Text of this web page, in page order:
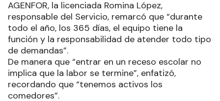
AGENFOR, la licenciada Romina López,
responsable del Servicio, remarcó que “durante
todo el año, los 365 días, el equipo tiene la
función y la responsabilidad de atender todo tipo
de demandas”.
De manera que “entrar en un receso escolar no
implica que la labor se termine”, enfatizó,
recordando que “tenemos activos los
comedores”.